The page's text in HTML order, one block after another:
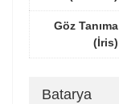
Göz Tanıma
(İris)
Batarya